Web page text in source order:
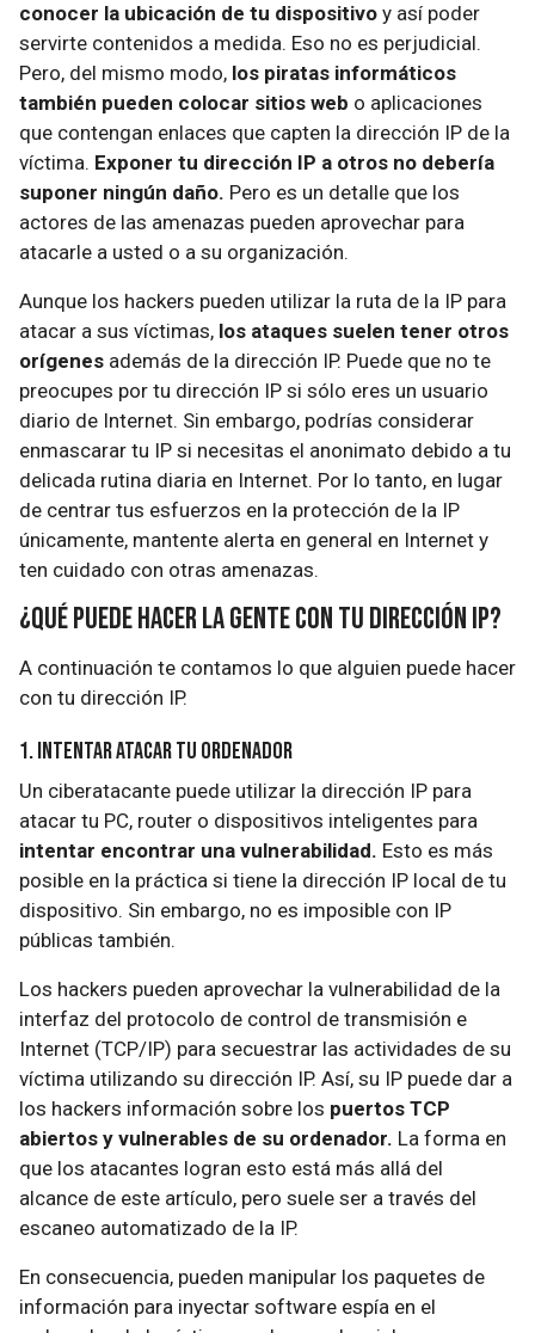
conocer la ubicación de tu dispositivo y así poder
servirte contenidos a medida. Eso no es perjudicial.
Pero, del mismo modo, los piratas informáticos
también pueden colocar sitios web o aplicaciones
que contengan enlaces que capten la dirección IP de la
víctima. Exponer tu dirección IP a otros no debería
suponer ningún daño. Pero es un detalle que los
actores de las amenazas pueden aprovechar para
atacarle a usted o a su organización.
Aunque los hackers pueden utilizar la ruta de la IP para
atacar a sus víctimas, los ataques suelen tener otros
orígenes además de la dirección IP. Puede que no te
preocupes por tu dirección IP si sólo eres un usuario
diario de Internet. Sin embargo, podrías considerar
enmascarar tu IP si necesitas el anonimato debido a tu
delicada rutina diaria en Internet. Por lo tanto, en lugar
de centrar tus esfuerzos en la protección de la IP
únicamente, mantente alerta en general en Internet y
ten cuidado con otras amenazas.
¿Qué puede hacer la gente con tu dirección IP?
A continuación te contamos lo que alguien puede hacer
con tu dirección IP.
1. Intentar atacar tu ordenador
Un ciberatacante puede utilizar la dirección IP para
atacar tu PC, router o dispositivos inteligentes para
intentar encontrar una vulnerabilidad. Esto es más
posible en la práctica si tiene la dirección IP local de tu
dispositivo. Sin embargo, no es imposible con IP
públicas también.
Los hackers pueden aprovechar la vulnerabilidad de la
interfaz del protocolo de control de transmisión e
Internet (TCP/IP) para secuestrar las actividades de su
víctima utilizando su dirección IP. Así, su IP puede dar a
los hackers información sobre los puertos TCP
abiertos y vulnerables de su ordenador. La forma en
que los atacantes logran esto está más allá del
alcance de este artículo, pero suele ser a través del
escaneo automatizado de la IP.
En consecuencia, pueden manipular los paquetes de
información para inyectar software espía en el